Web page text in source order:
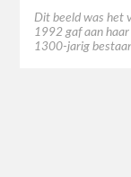
Dit beeld was het
1992 gaf aan
1300-jarig